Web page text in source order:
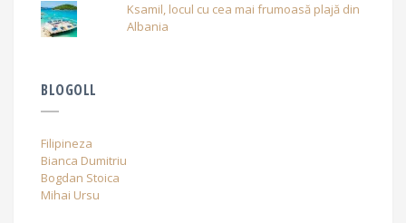
Ksamil, locul cu cea mai frumoasă plajă din
Albania
BLOGOLL
Filipineza
Bianca Dumitriu
Bogdan Stoica
Mihai Ursu